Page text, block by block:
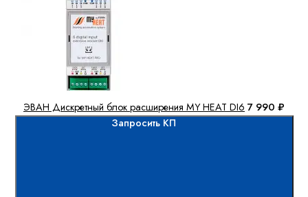
ЭВАН Дискретный блок расширения MY HEAT DI6 7 990 ₽
Запросить КП